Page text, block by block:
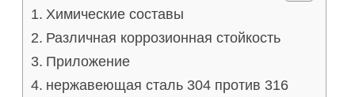
Химические составы
Различная коррозионная стойкость
Приложение
нержавеющая сталь 304 против 316